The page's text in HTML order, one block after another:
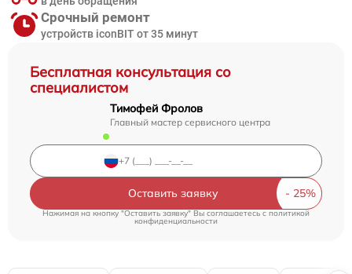
Бесплатная консультация со
специалистом
Тимофей Фролов
Главный мастер сервисного центра
Оставить заявку
Нажимая на кнопку "Оставить заявку" Вы соглашаетесь cполитикой
конфиденциальности
Срочный ремонт
устройств iconBIT от 35 минут